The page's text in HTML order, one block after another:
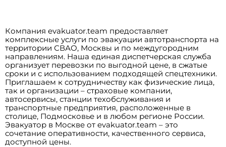
Компания evakuator.team предоставляет
комплексные услуги по эвакуации автотранспорта на
территории СВАО, Москвы и по междугородним
направлениям. Наша единая диспетчерская служба
организует перевозки по выгодной цене, в сжатые
сроки и с использованием подходящей спецтехники.
Приглашаем к сотрудничеству как физические лица,
так и организации – страховые компании,
автосервисы, станции техобслуживания и
транспортные предприятия, расположенные в
столице, Подмосковье и в любом регионе России.
Эвакуатор в Москве от evakuator.team – это
сочетание оперативности, качественного сервиса,
доступной цены.